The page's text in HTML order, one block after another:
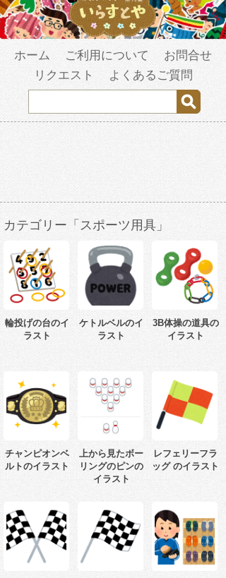
ホーム ご利用について
お問合せ
リクエスト
よくあるご質問
カテゴリー「スポーツ用具」
輪投げの台のイ
ラスト
ケトルベルのイ
ラスト
3B体操の道具の
イラスト
チャンピオンベ
ルトのイラスト
上から見たボー
リングのピンの
イラスト
レフェリーフラ
ッグ のイラスト